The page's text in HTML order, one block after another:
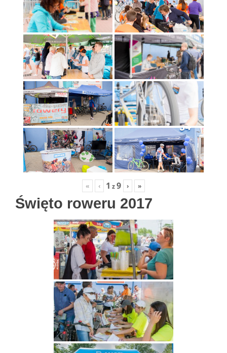
« ‹ 1 z9 › »
Święto roweru 2017